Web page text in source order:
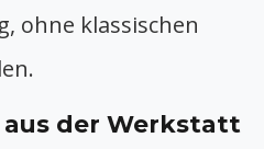
ohne klassischen
aus der Werkstatt